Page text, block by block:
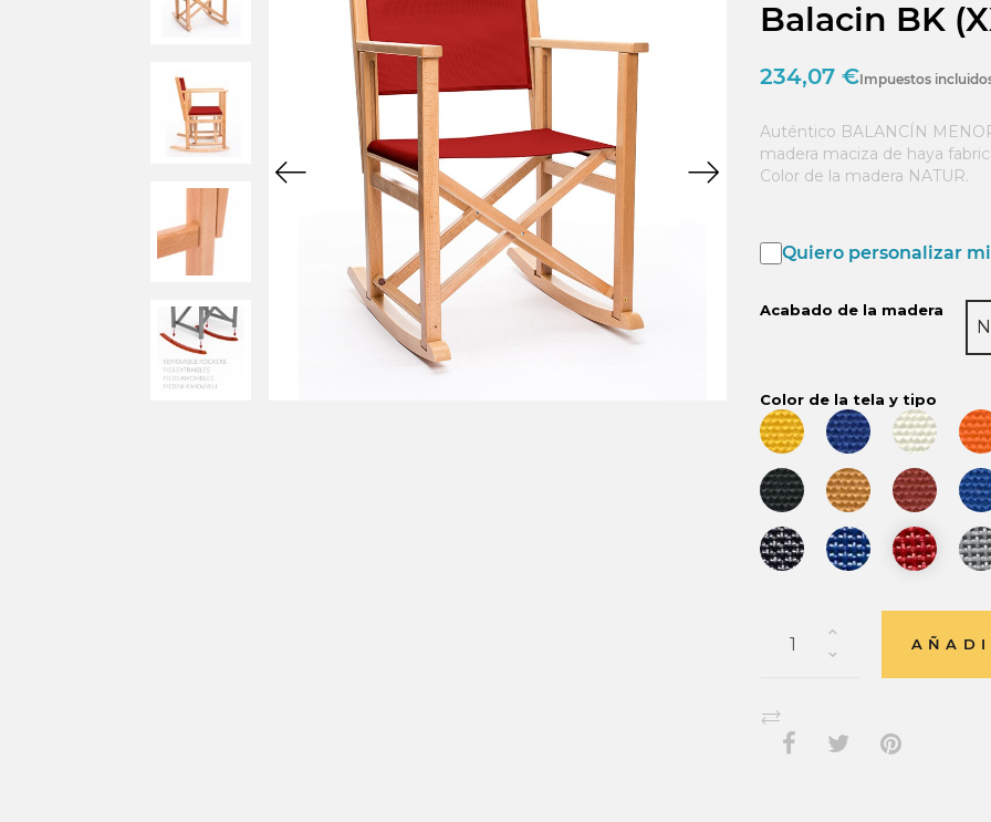
Balacin BK
234,07 €Impuestos
Auténtico BALANCÍN
madera maciza de haya
Color de la madera NATUR.
Quiero personalizar
Acabado de la madera
Color de la tela y tipo